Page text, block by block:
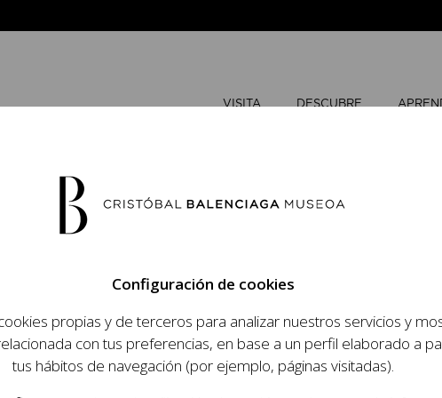
VISITA DESCUBRE
objetivo dar a
su relevancia
de su legado.
Configuración de cookies
propias y de terceros para analizar nuestros servicios y
con tus preferencias, en base a un perfil elaborado a
tus hábitos de navegación (por ejemplo, páginas visitadas).